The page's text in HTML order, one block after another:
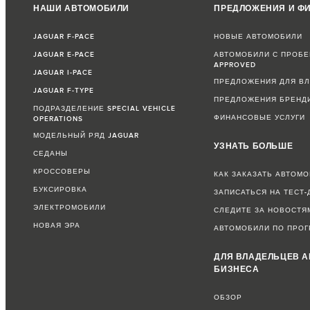
НАШИ АВТОМОБИЛИ
JAGUAR F-PACE
JAGUAR E-PACE
JAGUAR I-PACE
JAGUAR F-TYPE
ПОДРАЗДЕЛЕНИЕ SPECIAL VEHICLE
OPERATIONS
МОДЕЛЬНЫЙ РЯД JAGUAR
СЕДАНЫ
КРОССОВЕРЫ
БУКСИРОВКА
ЭЛЕКТРОМОБИЛИ
НОВАЯ ЭРА
ПРЕДЛОЖЕНИЯ И
НОВЫЕ АВТОМОБИЛИ
АВТОМОБИЛИ С
APPROVED
ПРЕДЛОЖЕНИЯ ДЛЯ
ПРЕДЛОЖЕНИЯ
ФИНАНСОВЫЕ УСЛУГИ
УЗНАТЬ БОЛЬШЕ
КАК ЗАКАЗАТЬ
ЗАПИСАТЬСЯ НА ТЕСТ-
СЛЕДИТЕ ЗА
АВТОМОБИЛИ ПО
ДЛЯ ВЛАДЕЛЬЦЕВ
БИЗНЕСА
ОБЗОР